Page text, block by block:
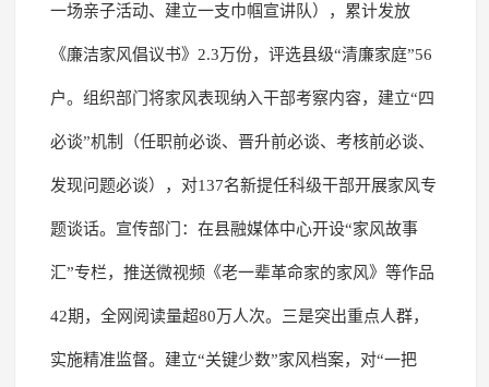
一场亲子活动、建立一支巾帼宣讲队），累计发放
《廉洁家风倡议书》2.3万份，评选县级“清廉家庭”56
户。组织部门将家风表现纳入干部考察内容，建立“四
必谈”机制（任职前必谈、晋升前必谈、考核前必谈、
发现问题必谈），对137名新提任科级干部开展家风专
题谈话。宣传部门：在县融媒体中心开设“家风故事
汇”专栏，推送微视频《老一辈革命家的家风》等作品
42期，全网阅读量超80万人次。三是突出重点人群，
实施精准监督。建立“关键少数”家风档案，对“一把